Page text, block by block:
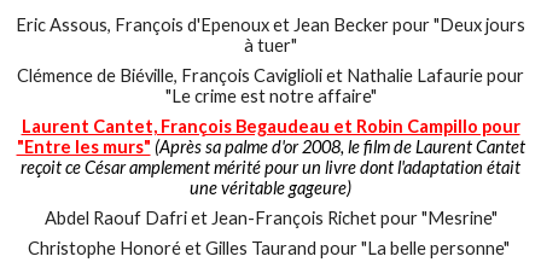
Eric Assous, François d'Epenoux et Jean Becker pour "Deux jours
à tuer"
Clémence de Biéville, François Caviglioli et Nathalie Lafaurie pour
"Le crime est notre affaire"
Laurent Cantet, François Begaudeau et Robin Campillo pour
"Entre les murs" (Après sa palme d'or 2008, le film de Laurent Cantet
reçoit ce César amplement mérité pour un livre dont l'adaptation était
une véritable gageure)
Abdel Raouf Dafri et Jean-François Richet pour "Mesrine"
Christophe Honoré et Gilles Taurand pour "La belle personne"